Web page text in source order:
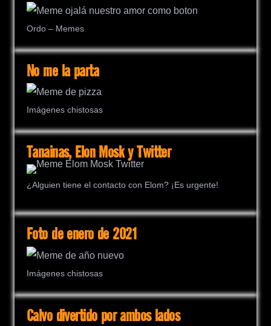
Ordo – Memes
No me la parta
Imágenes chistosas
Tanainas, Elon Mosk y Twitter
¿Alguien tiene el contacto con Elom? ¡Es urgente!
Foto de enero de 2021
Imágenes chistosas
Calvo divertido por ambos lados